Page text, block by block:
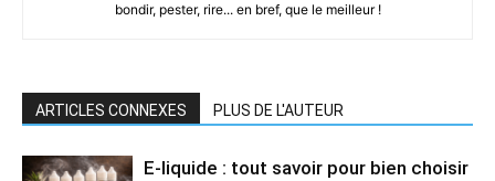
bondir, pester, rire... en bref, que le meilleur !
ARTICLES CONNEXES PLUS DE L'AUTEUR
E-liquide : tout savoir pour bien choisir